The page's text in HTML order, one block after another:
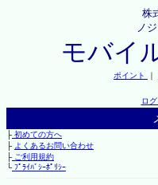
株
ノ
モバイ
ポイント ｜
ロ
├初めての方へ
├ よくあるお問い合わせ
├ご利用規約
└ﾌﾟﾗｲﾊﾞｼｰﾎﾟﾘｼｰ